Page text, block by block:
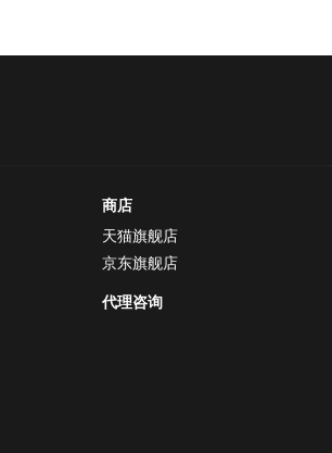
商店
天猫旗舰店
京东旗舰店
代理咨询